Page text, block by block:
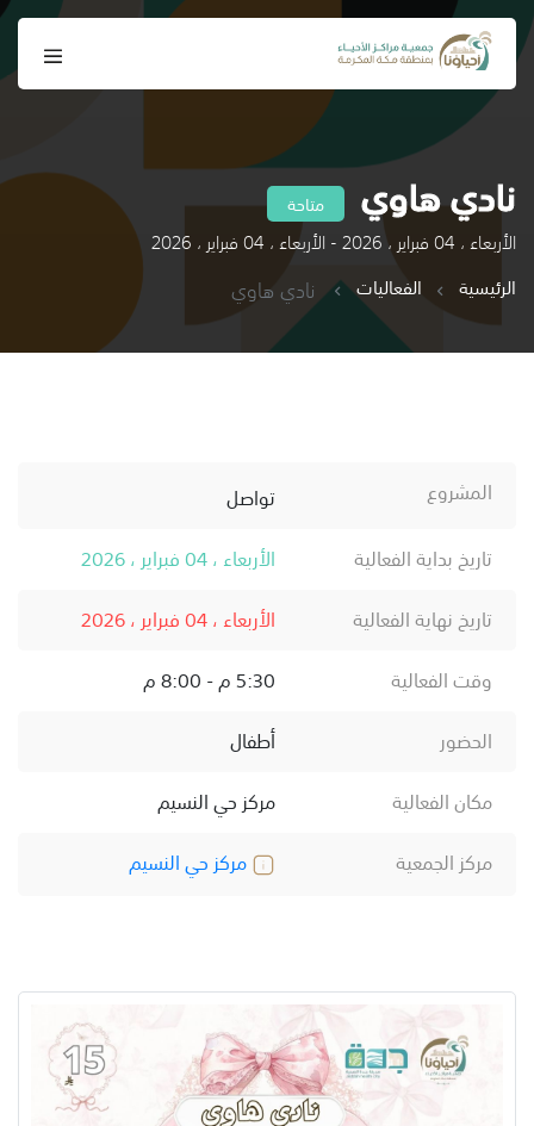
نادي هاوي متاحة
الأربعاء ، 04 فبراير ، 2026 - الأربعاء ، 04 فبراير ، 2026
الرئيسية
الفعاليات نادي هاوي
المشروع
تواصل
تاريخ بداية الفعالية
الأربعاء ، 04 فبراير ، 2026
تاريخ نهاية الفعالية
الأربعاء ، 04 فبراير ، 2026
وقت الفعالية
5:30 م - 8:00 م
الحضور
أطفال
مكان الفعالية
مركز حي النسيم
مركز الجمعية
مركز حي النسيم